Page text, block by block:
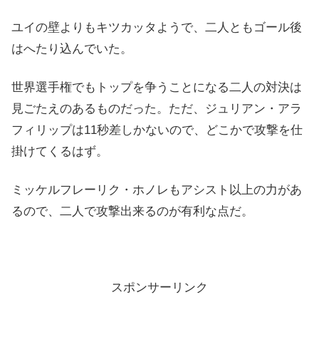
ユイの壁よりもキツカッタようで、二人ともゴール後
はへたり込んでいた。
世界選手権でもトップを争うことになる二人の対決は
見ごたえのあるものだった。ただ、ジュリアン・アラ
フィリップは11秒差しかないので、どこかで攻撃を仕
掛けてくるはず。
ミッケルフレーリク・ホノレもアシスト以上の力があ
るので、二人で攻撃出来るのが有利な点だ。
スポンサーリンク